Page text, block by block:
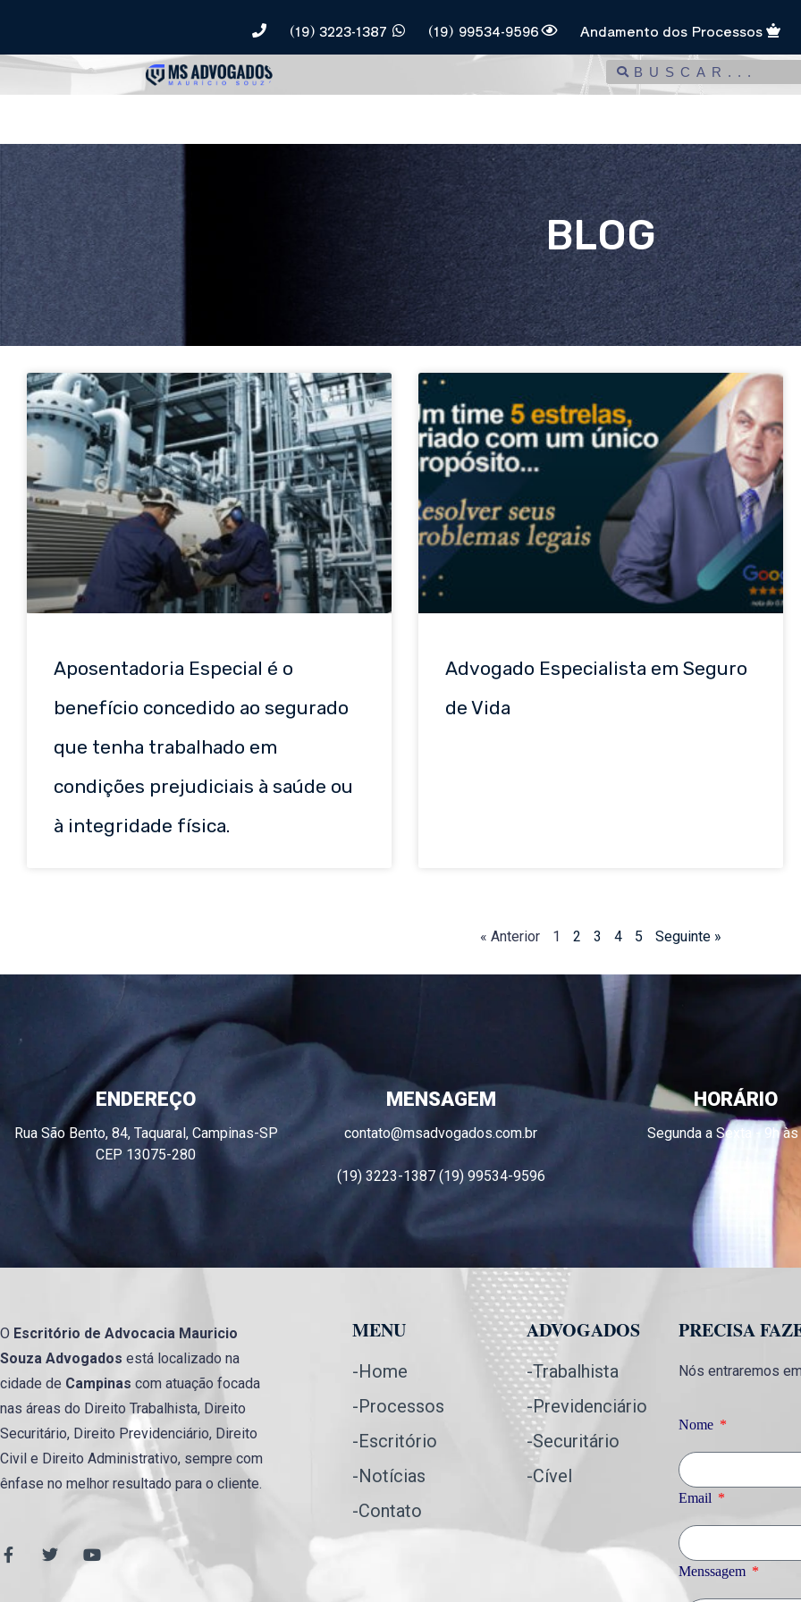
(19) 3223-1387 (19) 99534-9596 Andamento dos Processos
BLOG
Aposentadoria Especial é o
benefício concedido ao segurado
que tenha trabalhado em
condições prejudiciais à saúde ou
à integridade física.
Advogado Especialista em Seguro
de Vida
« Anterior 1 2 3 4 5 Seguinte »
ENDEREÇO
Rua São Bento, 84, Taquaral, Campinas-SP
CEP 13075-280
MENSAGEM
contato@msadvogados.com.br
(19) 3223-1387 (19) 99534-9596
HORÁRIO
Segunda a Sexta - 9h
O Escritório de Advocacia Mauricio
Souza Advogados está localizado na
cidade de Campinas com atuação focada
nas áreas do Direito Trabalhista, Direito
Securitário, Direito Previdenciário, Direito
Civil e Direito Administrativo, sempre com
ênfase no melhor resultado para o cliente.
MENU
-Home
-Processos
-Escritório
-Notícias
-Contato
ADVOGADOS
-Trabalhista
-Previdenciário
-Securitário
-Cível
PRECISA
Nós entraremos
Nome
Email
Menssagem